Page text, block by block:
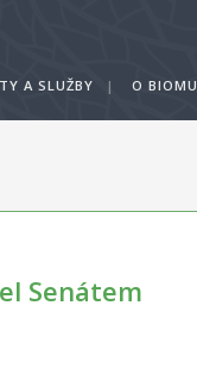
A SLUŽBY | O BIOMU
Senátem